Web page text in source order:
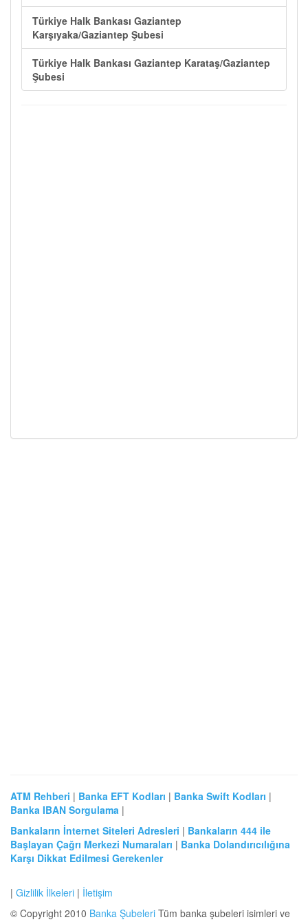
Türkiye Halk Bankası Gaziantep
Karşıyaka/Gaziantep Şubesi
Türkiye Halk Bankası Gaziantep Karataş/Gaziantep
Şubesi
ATM Rehberi | Banka EFT Kodları | Banka Swift Kodları |
Banka IBAN Sorgulama |
Bankaların İnternet Siteleri Adresleri | Bankaların 444 ile
Başlayan Çağrı Merkezi Numaraları | Banka Dolandırıcılığına
Karşı Dikkat Edilmesi Gerekenler
| Gizlilik İlkeleri | İletişim
© Copyright 2010 Banka Şubeleri Tüm banka şubeleri isimleri ve